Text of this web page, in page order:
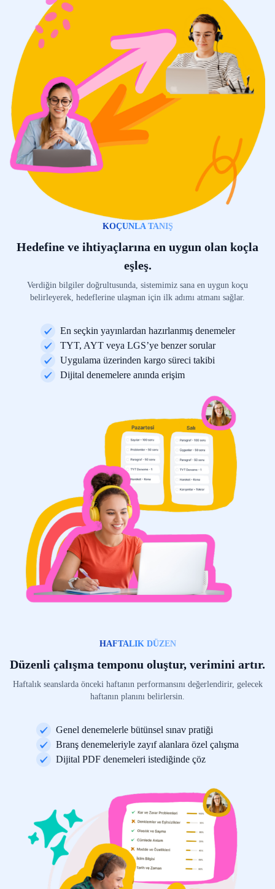
KOÇUNLA TANIŞ
Hedefine ve ihtiyaçlarına en uygun olan koçla
eşleş.
Verdiğin bilgiler doğrultusunda, sistemimiz sana en uygun koçu
belirleyerek, hedeflerine ulaşman için ilk adımı atmanı sağlar.
En seçkin yayınlardan hazırlanmış denemeler
TYT, AYT veya LGS’ye benzer sorular
Uygulama üzerinden kargo süreci takibi
Dijital denemelere anında erişim
HAFTALIK DÜZEN
Düzenli çalışma temponu oluştur, verimini artır.
Haftalık seanslarda önceki haftanın performansını değerlendirir, gelecek
haftanın planını belirlersin.
Genel denemelerle bütünsel sınav pratiği
Branş denemeleriyle zayıf alanlara özel çalışma
Dijital PDF denemeleri istediğinde çöz